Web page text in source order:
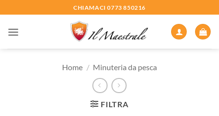
ai
contenuti
CHIAMACI 0773 850216
Home / Minuteria da pesca
FILTRA